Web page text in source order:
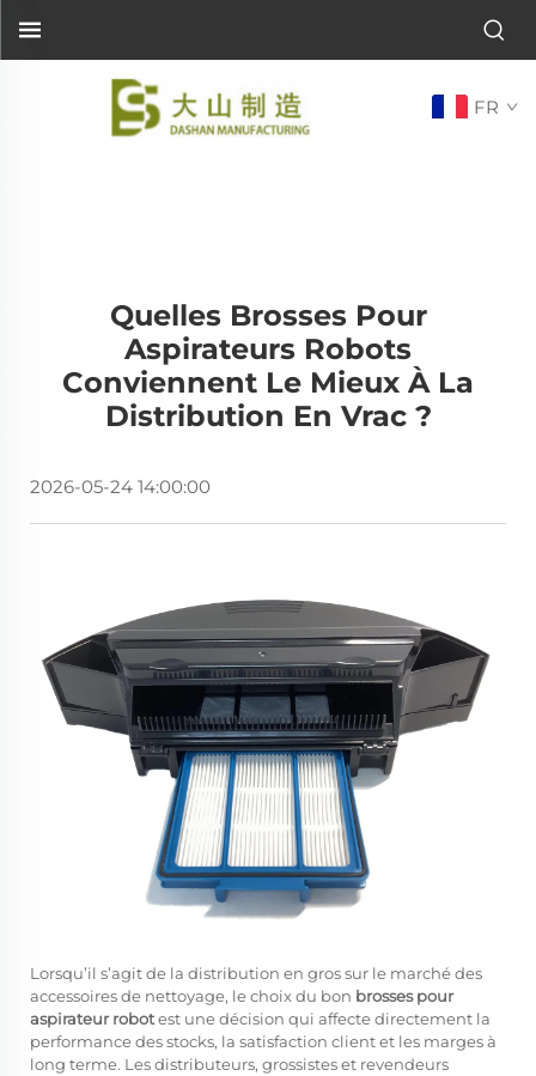
FR
Quelles Brosses Pour
Aspirateurs Robots
Conviennent Le Mieux À La
Distribution En Vrac ?
2026-05-24 14:00:00
Lorsqu’il s’agit de la distribution en gros sur le marché des
accessoires de nettoyage, le choix du bon brosses pour
aspirateur robotest une décision qui affecte directement la
performance des stocks, la satisfaction client et les marges à
long terme. Les distributeurs, grossistes et revendeurs